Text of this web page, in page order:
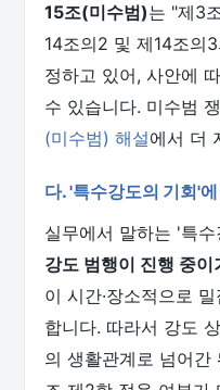
15조(미수범)는 "제3
14조의2 및 제14조의
정하고 있어, 사안에
수 있습니다. 미수범
(미수범) 해설에서 더
다. '특수강도의 기회'
실무에서 말하는 '특
강도 범행이 진행 중이
이 시간·장소적으로
합니다. 따라서 강도
의 생활관계로 넘어간